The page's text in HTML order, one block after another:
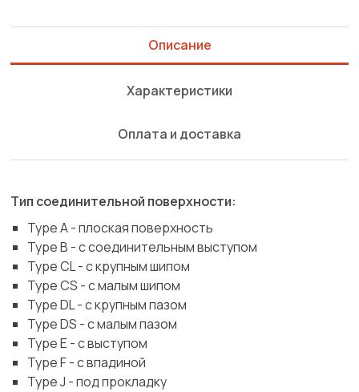
Описание
Характеристики
Оплата и доставка
Тип соединительной поверхности:
Type A - плоская поверхность
Type B - с соединительным выступом
Type CL - с крупным шипом
Type CS - с малым шипом
Type DL - с крупным пазом
Type DS - с малым пазом
Type E - c выступом
Type F - с впадиной
Type J - под прокладку